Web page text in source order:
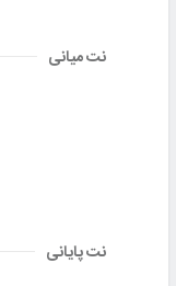
نت میانی
نت پایانی